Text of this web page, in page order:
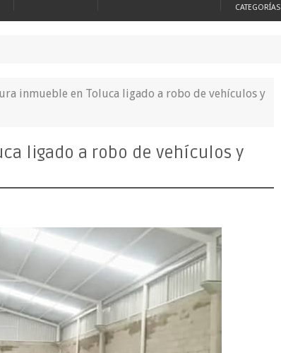
CATEGORÍAS
inmueble en Toluca ligado a robo de vehículos y
ligado a robo de vehículos y